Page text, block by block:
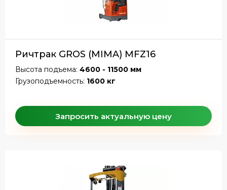
Ричтрак GROS (MIMA) MFZ16
Высота подъема: 4600 - 11500 мм
Грузоподъемность: 1600 кг
Запросить актуальную цену